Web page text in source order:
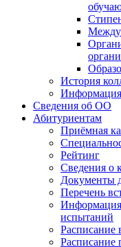
История
Сведения об ОО
Абитуриентам
Приёмная
Рейтинг
Сведения о
Документы
Перечень
Информация
испытаний
Расписание
Расписание